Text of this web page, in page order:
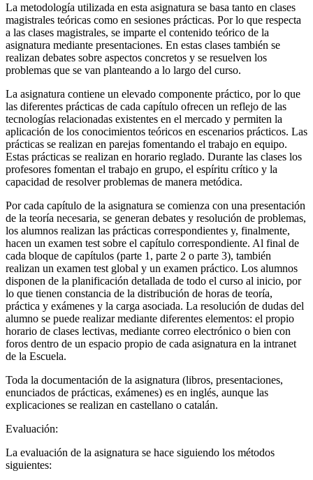
La metodología utilizada en esta asignatura se basa tanto en clases
magistrales teóricas como en sesiones prácticas. Por lo que respecta
a las clases magistrales, se imparte el contenido teórico de la
asignatura mediante presentaciones. En estas clases también se
realizan debates sobre aspectos concretos y se resuelven los
problemas que se van planteando a lo largo del curso.
La asignatura contiene un elevado componente práctico, por lo que
las diferentes prácticas de cada capítulo ofrecen un reflejo de las
tecnologías relacionadas existentes en el mercado y permiten la
aplicación de los conocimientos teóricos en escenarios prácticos. Las
prácticas se realizan en parejas fomentando el trabajo en equipo.
Estas prácticas se realizan en horario reglado. Durante las clases los
profesores fomentan el trabajo en grupo, el espíritu crítico y la
capacidad de resolver problemas de manera metódica.
Por cada capítulo de la asignatura se comienza con una presentación
de la teoría necesaria, se generan debates y resolución de problemas,
los alumnos realizan las prácticas correspondientes y, finalmente,
hacen un examen test sobre el capítulo correspondiente. Al final de
cada bloque de capítulos (parte 1, parte 2 o parte 3), también
realizan un examen test global y un examen práctico. Los alumnos
disponen de la planificación detallada de todo el curso al inicio, por
lo que tienen constancia de la distribución de horas de teoría,
práctica y exámenes y la carga asociada. La resolución de dudas del
alumno se puede realizar mediante diferentes elementos: el propio
horario de clases lectivas, mediante correo electrónico o bien con
foros dentro de un espacio propio de cada asignatura en la intranet
de la Escuela.
Toda la documentación de la asignatura (libros, presentaciones,
enunciados de prácticas, exámenes) es en inglés, aunque las
explicaciones se realizan en castellano o catalán.
Evaluación:
La evaluación de la asignatura se hace siguiendo los métodos
siguientes: